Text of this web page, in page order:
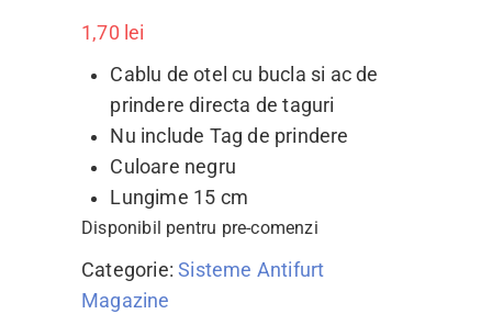
1,70 lei
Cablu de otel cu bucla si ac de
prindere directa de taguri
Nu include Tag de prindere
Culoare negru
Lungime 15 cm
Disponibil pentru pre-comenzi
Categorie:Sisteme Antifurt
Magazine